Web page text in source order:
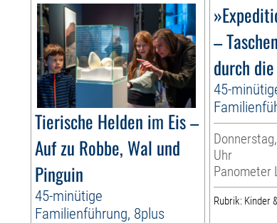
Tierische Helden im Eis –
Auf zu Robbe, Wal und
Pinguin
45-minütige
Familienführung, 8plus
–
durch die
45-
Uhr
Panometer
Rubrik: Kinder